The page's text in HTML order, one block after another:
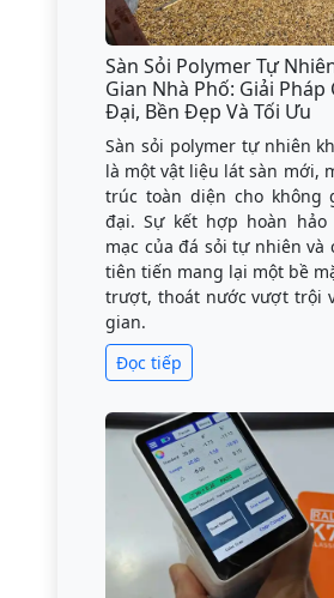
Sàn Sỏi Polymer Tự
Gian Nhà Phố: Giải
Đại, Bền Đẹp Và Tối Ưu
Sàn sỏi polymer tự nhiên
là một vật liệu lát sàn mới,
trúc toàn diện cho không
đại. Sự kết hợp hoàn
mạc của đá sỏi tự nhiên và
tiên tiến mang lại một bề
trượt, thoát nước vượt trội
gian.
Đọc tiếp